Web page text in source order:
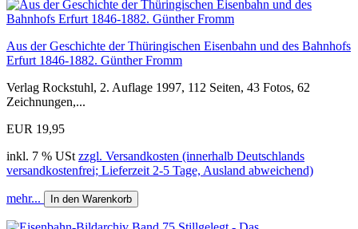
Aus der Geschichte der Thüringischen Eisenbahn und des Bahnhofs
Erfurt 1846-1882. Günther Fromm
Verlag Rockstuhl, 2. Auflage 1997, 112 Seiten, 43 Fotos, 62
Zeichnungen,...
EUR 19,95
inkl. 7 % USt zzgl. Versandkosten (innerhalb Deutschlands
versandkostenfrei; Lieferzeit 2-5 Tage, Ausland abweichend)
mehr... In den Warenkorb